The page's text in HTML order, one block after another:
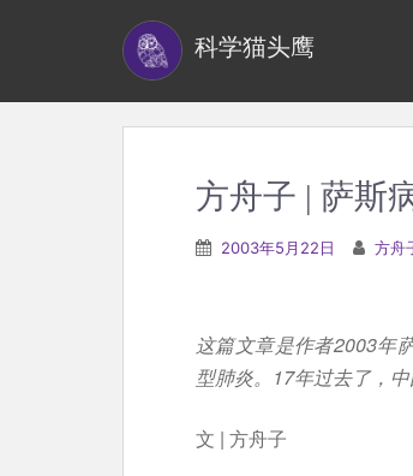
科学猫头鹰
方舟子 | 萨斯
2003年5月22日 方舟
这篇文章是作者2003年
型肺炎。17年过去了，
文 | 方舟子